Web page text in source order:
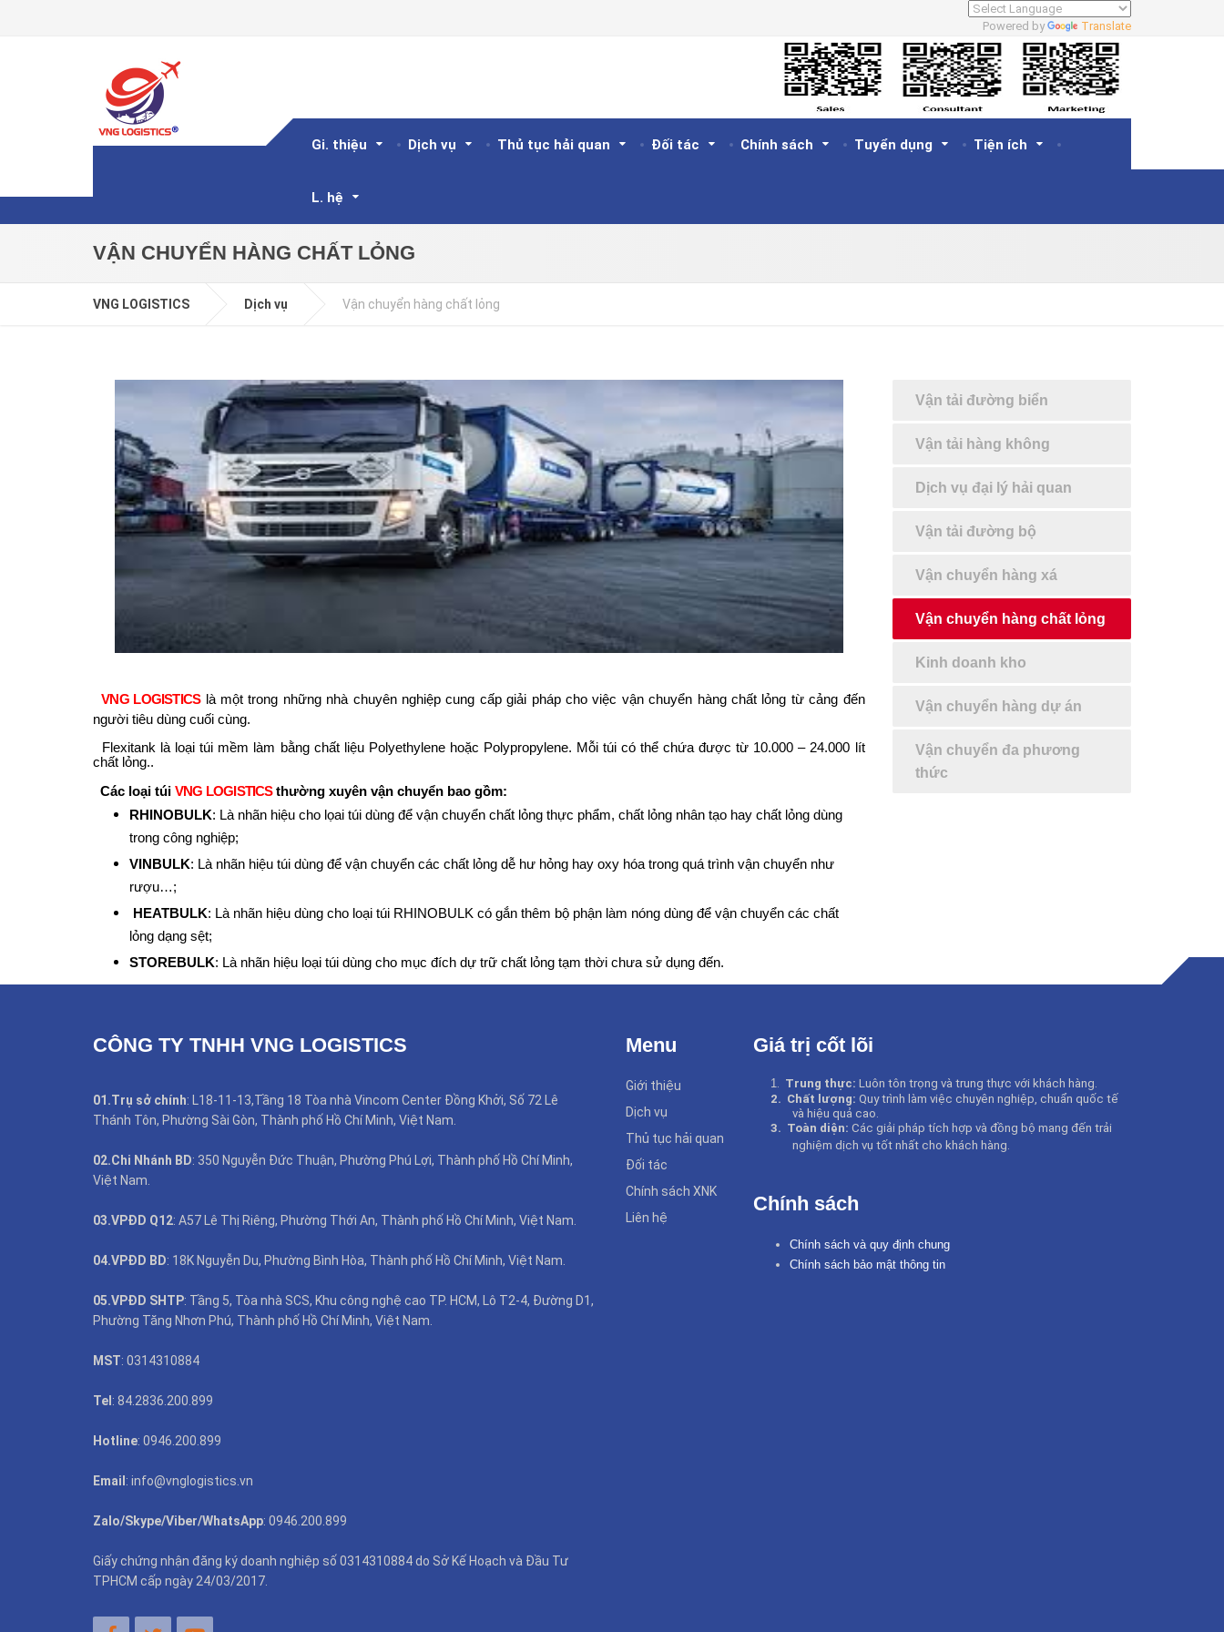
Powered by Translate
Gi. thiệu Dịch vụ Thủ tục hải quan Đối tác Chính sách Tuyển dụng Tiện ích
L. hệ
VẬN CHUYỂN HÀNG CHẤT LỎNG
VNG LOGISTICS Dịch vụ Vận chuyển hàng chất lỏng
VNG LOGISTICS là một trong những nhà chuyên nghiệp cung cấp giải pháp cho việc vận chuyển hàng chất lỏng từ cảng đến
người tiêu dùng cuối cùng.
Flexitank là loại túi mềm làm bằng chất liệu Polyethylene hoặc Polypropylene. Mỗi túi có thể chứa được từ 10.000 – 24.000 lít
chất lỏng..
Các loại túi VNG LOGISTICS thường xuyên vận chuyển bao gồm:
RHINOBULK: Là nhãn hiệu cho lọai túi dùng để vận chuyển chất lỏng thực phẩm, chất lỏng nhân tạo hay chất lỏng dùng
trong công nghiệp;
VINBULK: Là nhãn hiệu túi dùng để vận chuyển các chất lỏng dễ hư hỏng hay oxy hóa trong quá trình vận chuyển như
rượu…;
HEATBULK: Là nhãn hiệu dùng cho loại túi RHINOBULK có gắn thêm bộ phận làm nóng dùng để vận chuyển các chất
lỏng dạng sệt;
STOREBULK: Là nhãn hiệu loại túi dùng cho mục đích dự trữ chất lỏng tạm thời chưa sử dụng đến.
Vận tải đường biển
Vận tải hàng không
Dịch vụ đại lý hải quan
Vận tải đường bộ
Vận chuyển hàng xá
Vận chuyển hàng chất lỏng
Kinh doanh kho
Vận chuyển hàng dự án
Vận chuyển đa phương
thức
CÔNG TY TNHH VNG LOGISTICS
01.Trụ sở chính: L18-11-13,Tầng 18 Tòa nhà Vincom Center Đồng Khởi, Số 72 Lê
Thánh Tôn, Phường Sài Gòn, Thành phố Hồ Chí Minh, Việt Nam.
02.Chi Nhánh BD: 350 Nguyễn Đức Thuận, Phường Phú Lợi, Thành phố Hồ Chí Minh,
Việt Nam.
03.VPĐD Q12: A57 Lê Thị Riêng, Phường Thới An, Thành phố Hồ Chí Minh, Việt Nam.
04.VPĐD BD: 18K Nguyễn Du, Phường Bình Hòa, Thành phố Hồ Chí Minh, Việt Nam.
05.VPĐD SHTP: Tầng 5, Tòa nhà SCS, Khu công nghệ cao TP. HCM, Lô T2-4, Đường D1,
Phường Tăng Nhơn Phú, Thành phố Hồ Chí Minh, Việt Nam.
MST: 0314310884
Tel : 84.2836.200.899
Hotline: 0946.200.899
Email : info@vnglogistics.vn
Zalo/Skype/Viber/WhatsApp: 0946.200.899
Giấy chứng nhận đăng ký doanh nghiệp số 0314310884 do Sở Kế Hoạch và Đầu Tư
TPHCM cấp ngày 24/03/2017.
Menu
Giới thiệu
Dịch vụ
Thủ tục hải quan
Đối tác
Chính sách XNK
Liên hệ
Giá trị cốt lõi
1. Trung thực: Luôn tôn trọng và trung thực với khách hàng.
2. Chất lượng: Quy trình làm việc chuyên nghiệp, chuẩn quốc tế
và hiệu quả cao.
3. Toàn diện: Các giải pháp tích hợp và đồng bộ mang đến trải
nghiệm dịch vụ tốt nhất cho khách hàng.
Chính sách
Chính sách và quy định chung
Chính sách bảo mật thông tin